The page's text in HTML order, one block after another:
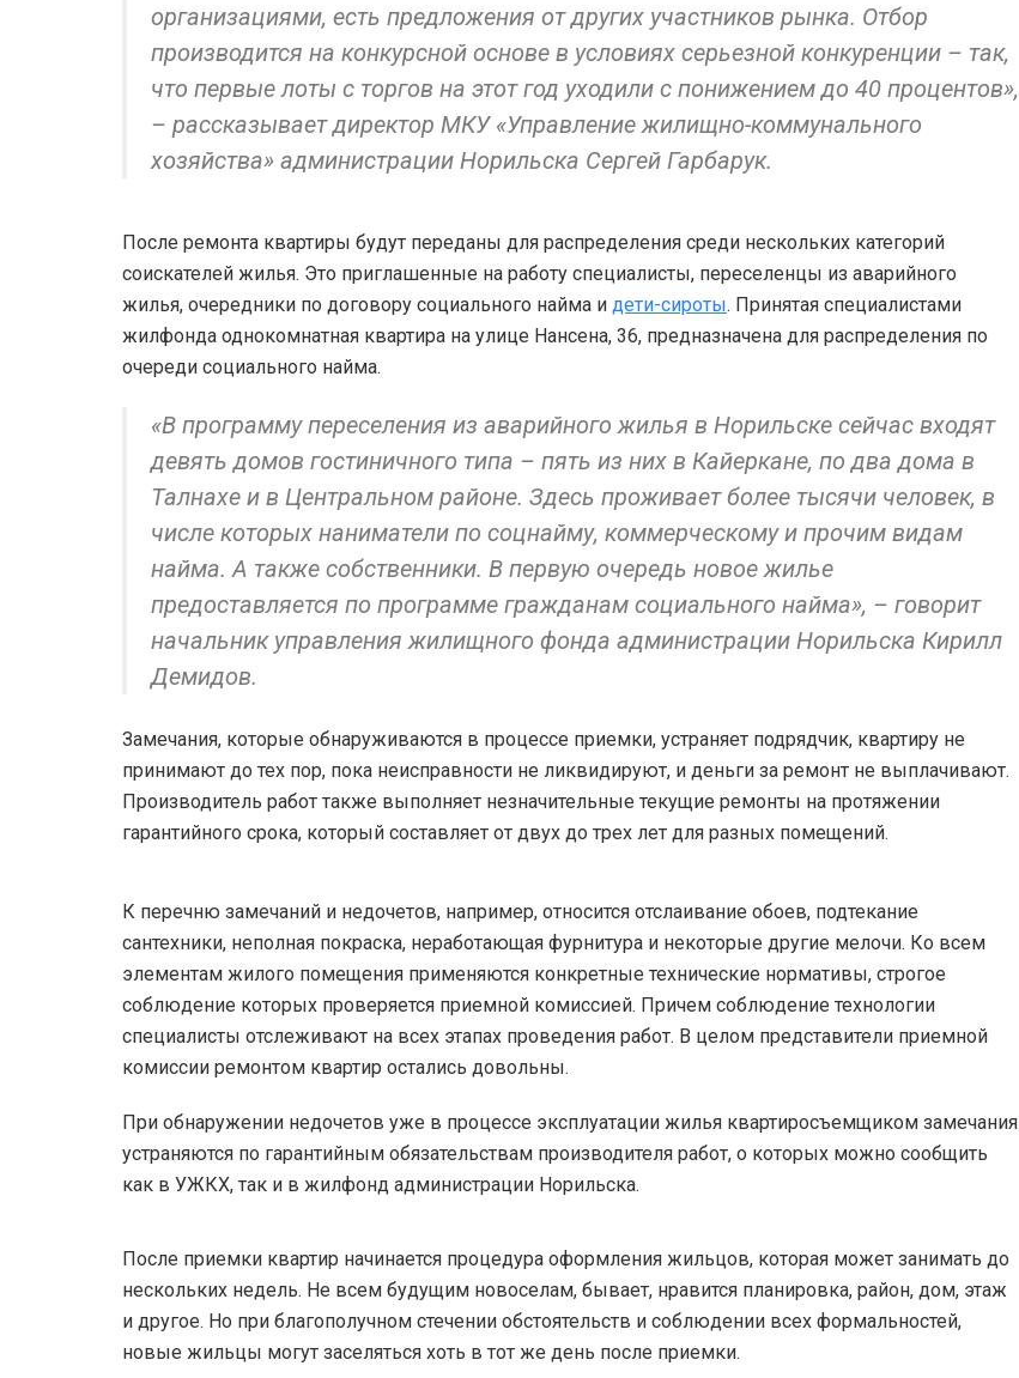
организациями, есть предложения от других участников рынка. Отбор
производится на конкурсной основе в условиях серьезной конкуренции – так,
что первые лоты с торгов на этот год уходили с понижением до 40 процентов»,
– рассказывает директор МКУ «Управление жилищно-коммунального
хозяйства» администрации Норильска Сергей Гарбарук.
После ремонта квартиры будут переданы для распределения среди нескольких категорий
соискателей жилья. Это приглашенные на работу специалисты, переселенцы из аварийного
жилья, очередники по договору социального найма и дети-сироты. Принятая специалистами
жилфонда однокомнатная квартира на улице Нансена, 36, предназначена для распределения по
очереди социального найма.
«В программу переселения из аварийного жилья в Норильске сейчас входят
девять домов гостиничного типа – пять из них в Кайеркане, по два дома в
Талнахе и в Центральном районе. Здесь проживает более тысячи человек, в
числе которых наниматели по соцнайму, коммерческому и прочим видам
найма. А также собственники. В первую очередь новое жилье
предоставляется по программе гражданам социального найма», – говорит
начальник управления жилищного фонда администрации Норильска Кирилл
Демидов.
Замечания, которые обнаруживаются в процессе приемки, устраняет подрядчик, квартиру не
принимают до тех пор, пока неисправности не ликвидируют, и деньги за ремонт не выплачивают.
Производитель работ также выполняет незначительные текущие ремонты на протяжении
гарантийного срока, который составляет от двух до трех лет для разных помещений.
К перечню замечаний и недочетов, например, относится отслаивание обоев, подтекание
сантехники, неполная покраска, неработающая фурнитура и некоторые другие мелочи. Ко всем
элементам жилого помещения применяются конкретные технические нормативы, строгое
соблюдение которых проверяется приемной комиссией. Причем соблюдение технологии
специалисты отслеживают на всех этапах проведения работ. В целом представители приемной
комиссии ремонтом квартир остались довольны.
При обнаружении недочетов уже в процессе эксплуатации жилья квартиросъемщиком замечания
устраняются по гарантийным обязательствам производителя работ, о которых можно сообщить
как в УЖКХ, так и в жилфонд администрации Норильска.
После приемки квартир начинается процедура оформления жильцов, которая может занимать до
нескольких недель. Не всем будущим новоселам, бывает, нравится планировка, район, дом, этаж
и другое. Но при благополучном стечении обстоятельств и соблюдении всех формальностей,
новые жильцы могут заселяться хоть в тот же день после приемки.